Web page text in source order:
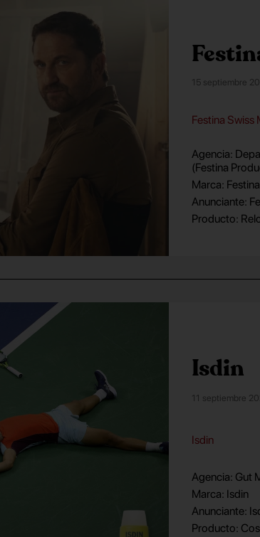
15 septiembre
Festina Swiss
Agencia:
(Festina
Marca:
Anunciante:
Producto:
Isdin
11 septiembre
Isdin
Agencia: Gut
Marca: Isdin
Anunciante:
Producto: